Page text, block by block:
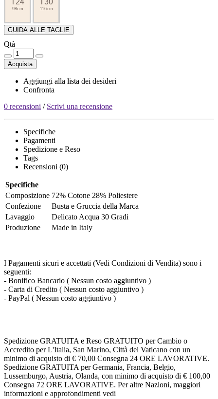
98cm 116cm
GUIDA ALLE TAGLIE
Qtà
Acquista
Aggiungi alla lista dei desideri
Confronta
0 recensioni / Scrivi una recensione
Specifiche
Pagamenti
Spedizione e Reso
Tags
Recensioni (0)
Specifiche
Composizione 72% Cotone 28% Poliestere
Confezione
Busta e Gruccia della Marca
Lavaggio
Delicato Acqua 30 Gradi
Produzione
Made in Italy
I Pagamenti sicuri e accettati (Vedi Condizioni di Vendita) sono i
seguenti:
- Bonifico Bancario ( Nessun costo aggiuntivo )
- Carta di Credito ( Nessun costo aggiuntivo )
- PayPal ( Nessun costo aggiuntivo )
Spedizione GRATUITA e Reso GRATUITO per Cambio o
Accredito per L'Italia, San Marino, Città del Vaticano con un
minimo di acquisto di € 70,00 Consegna 24 ORE LAVORATIVE.
Spedizione GRATUITA per Germania, Francia, Belgio,
Lussemburgo, Austria, Olanda, con minimo di acquisto di € 100,00
Consegna 72 ORE LAVORATIVE. Per altre Nazioni, maggiori
informazioni e approfondimenti vedi